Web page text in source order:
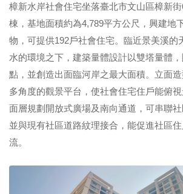
樟新水岸社會住宅坐落臺北市文山區樟新
棟，基地面積約為4,789平方公尺，興建地
物，可提供192戶社會住宅。臨近景美溪的
水的環境之下，建築量體設計以雙塔量體
點，並創造出面臨河岸之最大面積。立面
多角度的觀景平台，使社會住宅住戶能俯
面層規劃開放式廣場及南向通道，可串聯社
並與現有社區道路紋理接合，能促進社區
流。